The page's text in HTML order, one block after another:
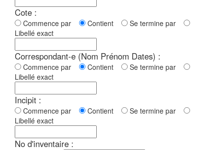
Cote :
Commence par Contient
Se termine par
Libellé exact
Correspondant-e (Nom Prénom Dates) :
Commence par Contient
Se termine par
Libellé exact
Incipit :
Commence par Contient
Se termine par
Libellé exact
No d'inventaire :